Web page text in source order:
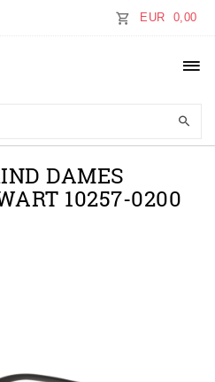
EUR 0,00
DAMES
10257-0200